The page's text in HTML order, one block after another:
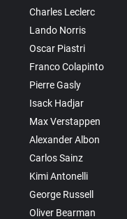
Charles Leclerc
Lando Norris
Oscar Piastri
Franco Colapinto
Pierre Gasly
Isack Hadjar
Max Verstappen
Alexander Albon
Carlos Sainz
Kimi Antonelli
George Russell
Oliver Bearman